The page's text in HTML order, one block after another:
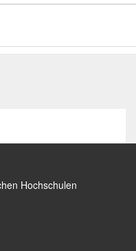
Hochschulen